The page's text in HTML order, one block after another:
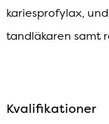
kariesprofylax,
tandläkaren samt
Kvalifikationer